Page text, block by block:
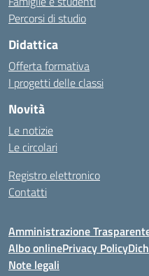
Percorsi di studio
Didattica
Offerta formativa
I progetti delle classi
Novità
Le notizie
Le circolari
Registro elettronico
Contatti
Amministrazione
Albo onlinePrivacy Policy
Note legali